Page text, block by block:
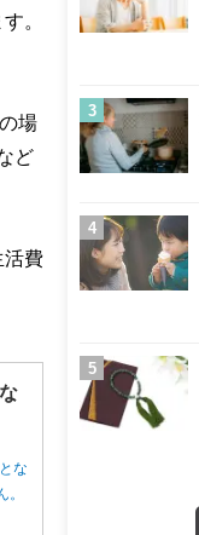
。
場
ど
活費
な
。